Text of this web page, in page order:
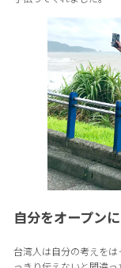
自分をオープンに
台湾人は自分の考えを